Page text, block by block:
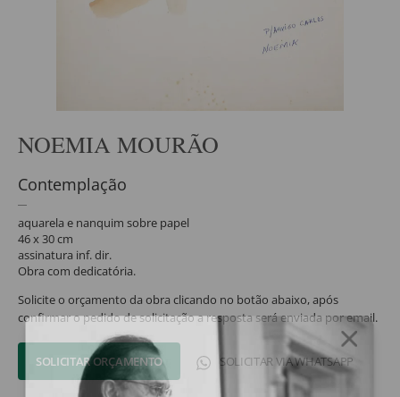
NOEMIA MOURÃO
Contemplação
aquarela e nanquim sobre papel
46 x 30 cm
assinatura inf. dir.
Obra com dedicatória.
Solicite o orçamento da obra clicando no botão abaixo, após
confirmar o pedido de solicitação a resposta será enviada por email.
SOLICITAR ORÇAMENTO SOLICITAR VIA WHATSAPP